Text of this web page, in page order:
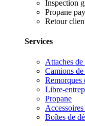
Inspection
Propane
Retour
Services
Attaches
Camions
Remorques
Libre-
Propane
Boîtes de